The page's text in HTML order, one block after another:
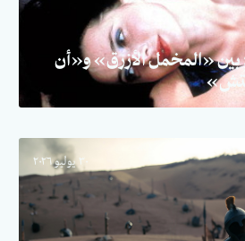
بين «المخمل الأزرق» و«أن
٣٠ يوليو ٢٠٢٦